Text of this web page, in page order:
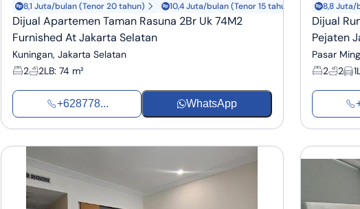
8,1 Juta/bulan (Tenor 20 tahun) 10,4 Juta/bulan (Tenor 15 tahun)
Dijual Apartemen Taman Rasuna 2Br Uk 74M2
Furnished At Jakarta Selatan
Kuningan, Jakarta Selatan
2
2LB: 74 m²
+628778... WhatsApp
8,8 Juta/
Dijual
Pejaten
Pasar
2
2 1